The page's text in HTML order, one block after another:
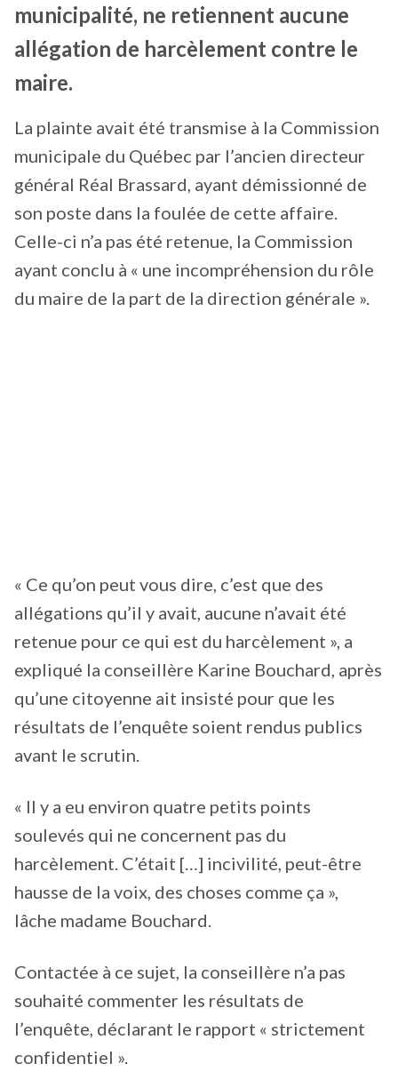
municipalité, ne retiennent aucune
allégation de harcèlement contre le
maire.
La plainte avait été transmise à la Commission
municipale du Québec par l’ancien directeur
général Réal Brassard, ayant démissionné de
son poste dans la foulée de cette affaire.
Celle-ci n’a pas été retenue, la Commission
ayant conclu à « une incompréhension du rôle
du maire de la part de la direction générale ».
« Ce qu’on peut vous dire, c’est que des
allégations qu’il y avait, aucune n’avait été
retenue pour ce qui est du harcèlement », a
expliqué la conseillère Karine Bouchard, après
qu’une citoyenne ait insisté pour que les
résultats de l’enquête soient rendus publics
avant le scrutin.
« Il y a eu environ quatre petits points
soulevés qui ne concernent pas du
harcèlement. C’était […] incivilité, peut-être
hausse de la voix, des choses comme ça »,
lâche madame Bouchard.
Contactée à ce sujet, la conseillère n’a pas
souhaité commenter les résultats de
l’enquête, déclarant le rapport « strictement
confidentiel ».